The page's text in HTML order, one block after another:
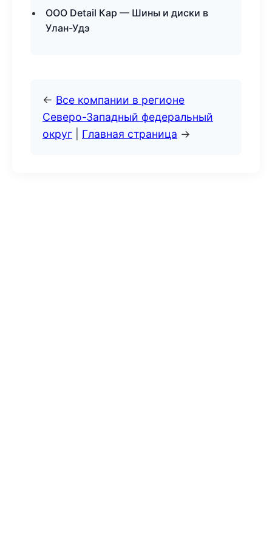
ООО Detail Кар — Шины и диски в
Улан-Удэ
← Все компании в регионе
Северо-Западный федеральный
округ
Главная страница →